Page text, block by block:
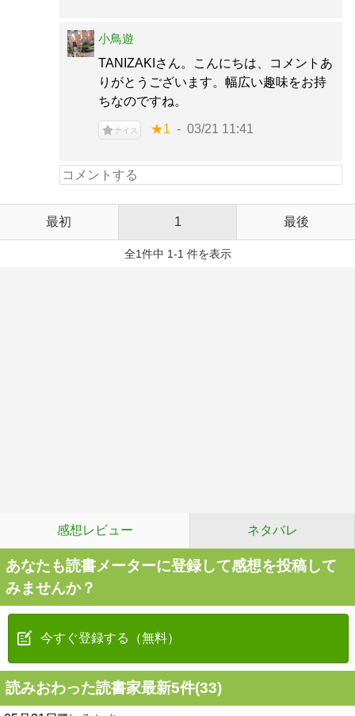
小鳥遊
TANIZAKIさん。こんにちは、コメントあ
りがとうございます。幅広い趣味をお持
ちなのですね。
ナイス ★1 03/21 11:41
最初 1 最後
全1件中 1-1 件を表示
感想レビュー ネタバレ
あなたも読書メーターに登録して感想を投稿して
みませんか？
今すぐ登録する（無料）
読みおわった読書家最新5件(33)